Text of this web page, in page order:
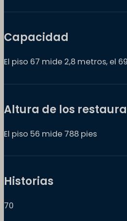
Capacidad
El piso 67 mide 2,8 metros, el
Altura de los
El piso 56 mide 788 pies
Historias
70